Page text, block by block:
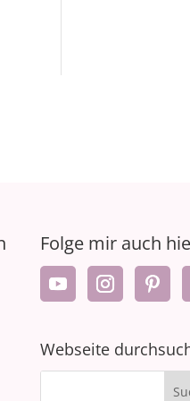
Folge mir auch
Webseite